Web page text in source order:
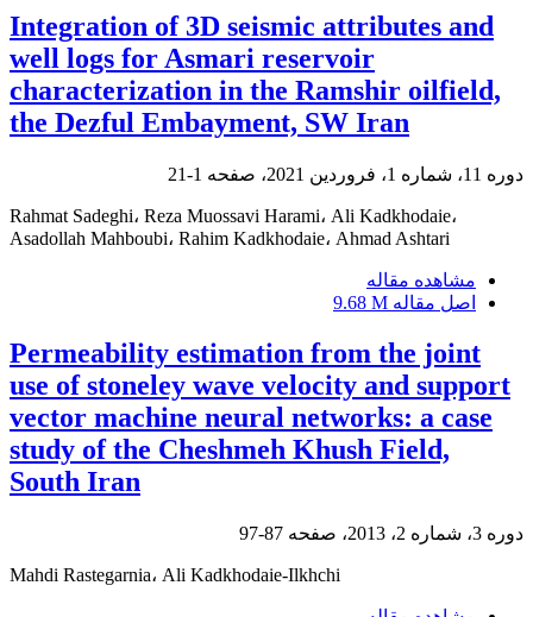
Integration of 3D seismic attributes and
well logs for Asmari reservoir
characterization in the Ramshir oilfield,
the Dezful Embayment, SW Iran
دوره 11، شماره 1، فروردین 2021، صفحه 1-21
Rahmat Sadeghi، Reza Muossavi Harami، Ali Kadkhodaie،
Asadollah Mahboubi، Rahim Kadkhodaie، Ahmad Ashtari
مشاهده مقاله
اصل مقاله 9.68 M
Permeability estimation from the joint
use of stoneley wave velocity and support
vector machine neural networks: a case
study of the Cheshmeh Khush Field,
South Iran
دوره 3، شماره 2، 2013، صفحه 87-97
Mahdi Rastegarnia، Ali Kadkhodaie-Ilkhchi